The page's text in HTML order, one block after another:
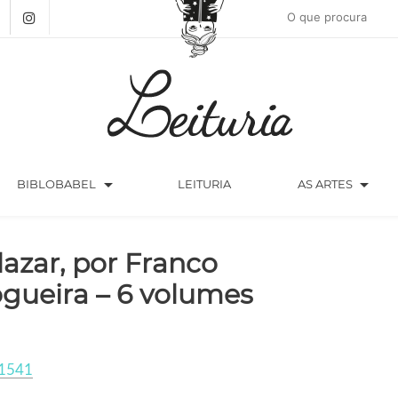
BIBLOBABEL arrow_drop_down LEITURIA AS ARTES arrow_drop_down
por Franco
– 6 volumes